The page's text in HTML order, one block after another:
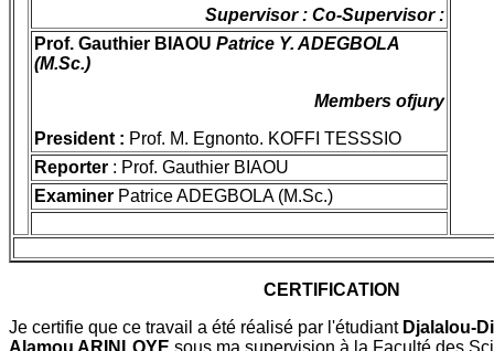
Supervisor : Co-Supervisor :
Prof. Gauthier BIAOU Patrice Y. ADEGBOLA
(M.Sc.)
Members ofjury
President : Prof. M. Egnonto. KOFFI TESSSIO
Reporter : Prof. Gauthier BIAOU
Examiner Patrice ADEGBOLA (M.Sc.)
CERTIFICATION
Je certifie que ce travail a été réalisé par l'étudiant Djalalou-
Alamou ARINLOYE sous ma supervision à la Faculté des